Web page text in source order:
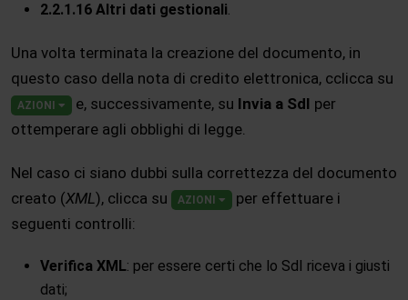
2.2.1.16 Altri dati gestionali.
Una volta terminata la creazione del documento, in
questo caso della nota di credito elettronica, cclicca su
AZIONI e, successivamente, su Invia a SdI per
ottemperare agli obblighi di legge.
Nel caso ci siano dubbi sulla correttezza del documento
creato (XML), clicca su AZIONI
per effettuare i
seguenti controlli:
Verifica XML: per essere certi che lo SdI riceva i giusti
dati;